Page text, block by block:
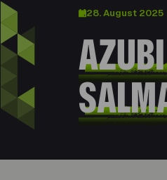
28. August 2025
AZUBI